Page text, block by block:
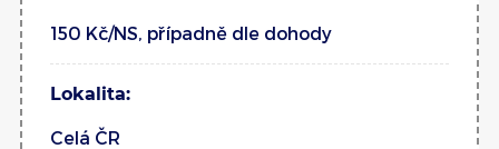
150 Kč/NS, případně dle dohody
Lokalita:
Celá ČR